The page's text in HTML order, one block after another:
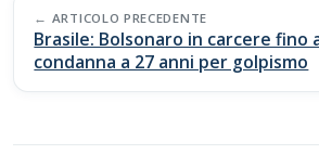
o
o
k
A
p
p
Li
n
k
vi
di
navigation
ARTICOLO PRECEDENTE
Brasile: Bolsonaro in carcere fino
condanna a 27 anni per golpismo